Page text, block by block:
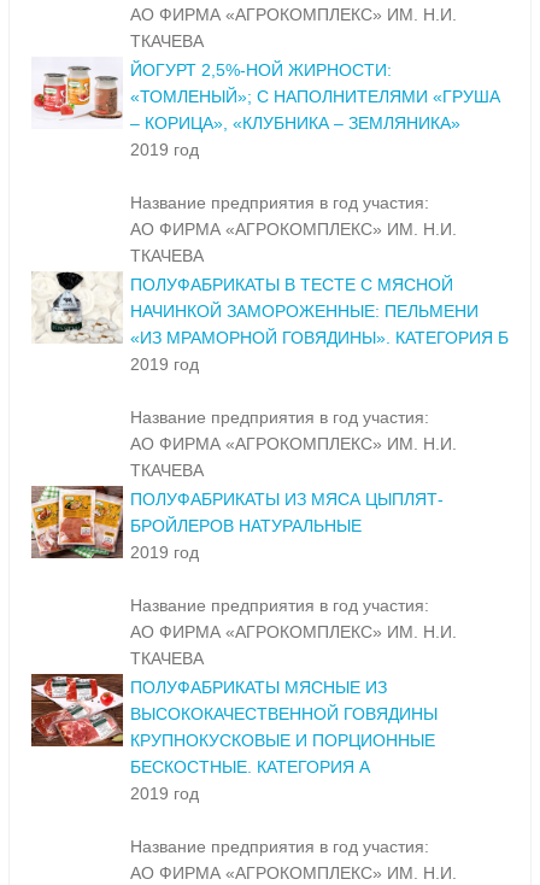
АО ФИРМА «АГРОКОМПЛЕКС» ИМ. Н.И.
ТКАЧЕВА
ЙОГУРТ 2,5%-НОЙ ЖИРНОСТИ:
«ТОМЛЕНЫЙ»; С НАПОЛНИТЕЛЯМИ «ГРУША
– КОРИЦА», «КЛУБНИКА – ЗЕМЛЯНИКА»
2019 год
Название предприятия в год участия:
АО ФИРМА «АГРОКОМПЛЕКС» ИМ. Н.И.
ТКАЧЕВА
ПОЛУФАБРИКАТЫ В ТЕСТЕ С МЯСНОЙ
НАЧИНКОЙ ЗАМОРОЖЕННЫЕ: ПЕЛЬМЕНИ
«ИЗ МРАМОРНОЙ ГОВЯДИНЫ». КАТЕГОРИЯ Б
2019 год
Название предприятия в год участия:
АО ФИРМА «АГРОКОМПЛЕКС» ИМ. Н.И.
ТКАЧЕВА
ПОЛУФАБРИКАТЫ ИЗ МЯСА ЦЫПЛЯТ-
БРОЙЛЕРОВ НАТУРАЛЬНЫЕ
2019 год
Название предприятия в год участия:
АО ФИРМА «АГРОКОМПЛЕКС» ИМ. Н.И.
ТКАЧЕВА
ПОЛУФАБРИКАТЫ МЯСНЫЕ ИЗ
ВЫСОКОКАЧЕСТВЕННОЙ ГОВЯДИНЫ
КРУПНОКУСКОВЫЕ И ПОРЦИОННЫЕ
БЕСКОСТНЫЕ. КАТЕГОРИЯ А
2019 год
Название предприятия в год участия:
АО ФИРМА «АГРОКОМПЛЕКС» ИМ. Н.И.